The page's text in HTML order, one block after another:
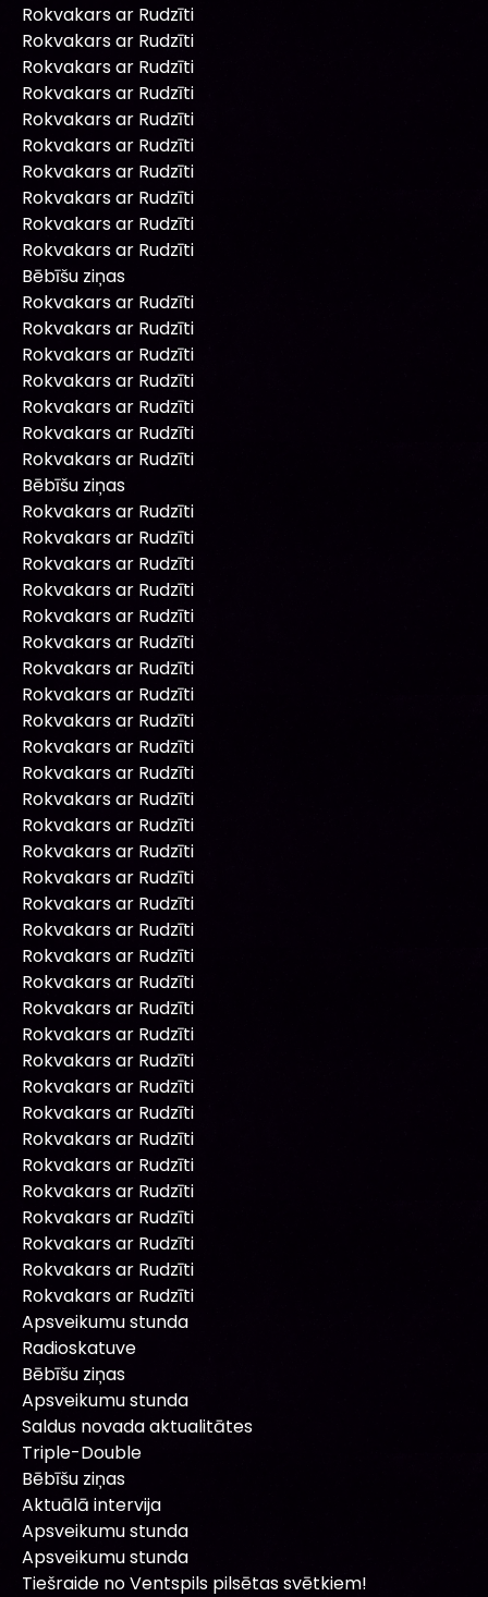
Rokvakars ar Rudzīti
Rokvakars ar Rudzīti
Rokvakars ar Rudzīti
Rokvakars ar Rudzīti
Rokvakars ar Rudzīti
Rokvakars ar Rudzīti
Rokvakars ar Rudzīti
Rokvakars ar Rudzīti
Rokvakars ar Rudzīti
Rokvakars ar Rudzīti
Bēbīšu ziņas
Rokvakars ar Rudzīti
Rokvakars ar Rudzīti
Rokvakars ar Rudzīti
Rokvakars ar Rudzīti
Rokvakars ar Rudzīti
Rokvakars ar Rudzīti
Rokvakars ar Rudzīti
Bēbīšu ziņas
Rokvakars ar Rudzīti
Rokvakars ar Rudzīti
Rokvakars ar Rudzīti
Rokvakars ar Rudzīti
Rokvakars ar Rudzīti
Rokvakars ar Rudzīti
Rokvakars ar Rudzīti
Rokvakars ar Rudzīti
Rokvakars ar Rudzīti
Rokvakars ar Rudzīti
Rokvakars ar Rudzīti
Rokvakars ar Rudzīti
Rokvakars ar Rudzīti
Rokvakars ar Rudzīti
Rokvakars ar Rudzīti
Rokvakars ar Rudzīti
Rokvakars ar Rudzīti
Rokvakars ar Rudzīti
Rokvakars ar Rudzīti
Rokvakars ar Rudzīti
Rokvakars ar Rudzīti
Rokvakars ar Rudzīti
Rokvakars ar Rudzīti
Rokvakars ar Rudzīti
Rokvakars ar Rudzīti
Rokvakars ar Rudzīti
Rokvakars ar Rudzīti
Rokvakars ar Rudzīti
Rokvakars ar Rudzīti
Rokvakars ar Rudzīti
Rokvakars ar Rudzīti
Apsveikumu stunda
Radioskatuve
Bēbīšu ziņas
Apsveikumu stunda
Saldus novada aktualitātes
Triple-Double
Bēbīšu ziņas
Aktuālā intervija
Apsveikumu stunda
Apsveikumu stunda
Tiešraide no Ventspils pilsētas svētkiem!